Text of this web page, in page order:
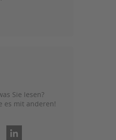
Sie lesen?
es mit anderen!